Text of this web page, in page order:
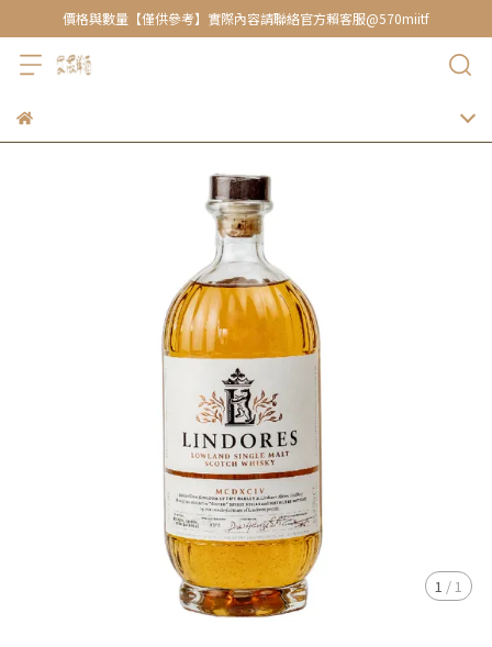
價格與數量【僅供參考】實際內容請聯絡官方賴客服@570miitf
1 / 1